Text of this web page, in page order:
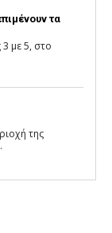
τα
με 5, στο
της